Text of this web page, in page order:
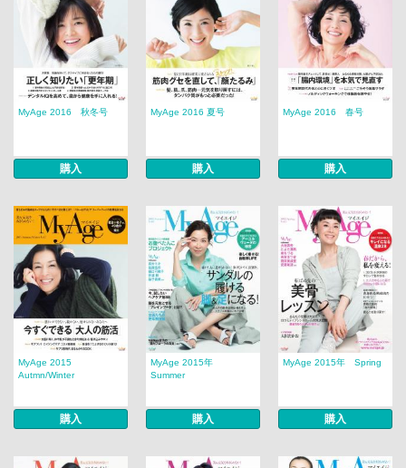
MyAge 2016 秋冬号
購入
MyAge 2016 夏号
購入
MyAge 2016 春号
購入
MyAge 2015
Autmn/Winter
購入
MyAge 2015年
Summer
購入
MyAge 2015年 Spring
購入